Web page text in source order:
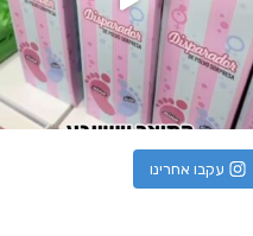
עקבו אחרינו